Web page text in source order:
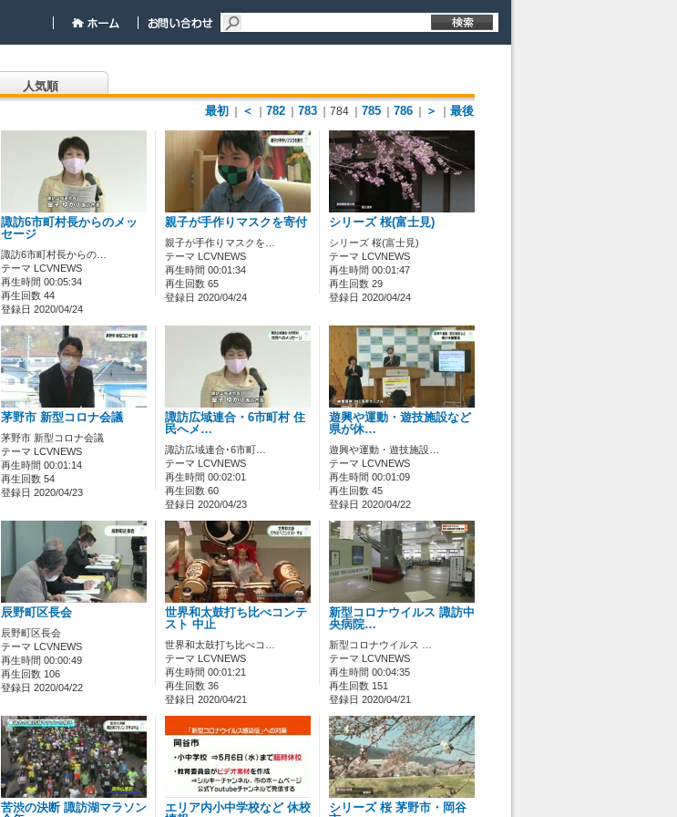
人気順
最初
＜ 782 783 ｜784 785 786 ＞ 最後
諏訪6市町村長からのメッ
セージ
諏訪6市町村長からの…
テーマ LCVNEWS
再生時間 00:05:34
再生回数 44
登録日 2020/04/24
親子が手作りマスクを寄付
親子が手作りマスクを…
テーマ LCVNEWS
再生時間 00:01:34
再生回数 65
登録日 2020/04/24
シリーズ 桜(富士見)
シリーズ 桜(富士見)
テーマ LCVNEWS
再生時間 00:01:47
再生回数 29
登録日 2020/04/24
茅野市 新型コロナ会議
茅野市 新型コロナ会議
テーマ LCVNEWS
再生時間 00:01:14
再生回数 54
登録日 2020/04/23
諏訪広域連合・6市町村 住
民へメ…
諏訪広域連合･6市町…
テーマ LCVNEWS
再生時間 00:02:01
再生回数 60
登録日 2020/04/23
遊興や運動・遊技施設など
県が休…
遊興や運動・遊技施設…
テーマ LCVNEWS
再生時間 00:01:09
再生回数 45
登録日 2020/04/22
辰野町区長会
辰野町区長会
テーマ LCVNEWS
再生時間 00:00:49
再生回数 106
登録日 2020/04/22
世界和太鼓打ち比べコンテ
スト 中止
世界和太鼓打ち比べコ…
テーマ LCVNEWS
再生時間 00:01:21
再生回数 36
登録日 2020/04/21
新型コロナウイルス 諏訪中
央病院…
新型コロナウイルス …
テーマ LCVNEWS
再生時間 00:04:35
再生回数 151
登録日 2020/04/21
苦渋の決断 諏訪湖マラソン
エリア内小中学校など 休校
シリーズ 桜 茅野市・岡谷